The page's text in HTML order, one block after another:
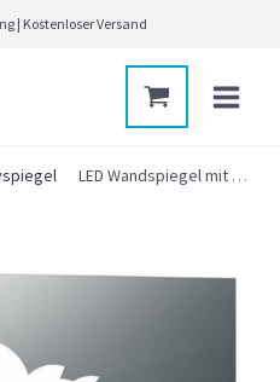
| Kostenloser Versand
Main
Menu
LED Wandspiegel mit Skyline Motiv – Sydney Skyline